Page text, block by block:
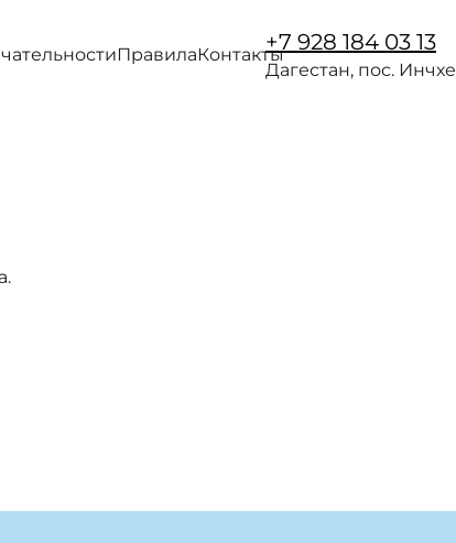
ПравилаКонтакты+7 928 184 03 13
Дагестан, пос. Инчхе